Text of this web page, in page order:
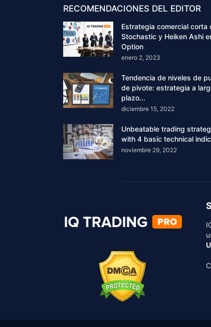
RECOMENDACIONES DEL EDITOR
Estrategia comercial corta
Stochastic y Heiken Ashi
Option
enero 2, 2023
Tendencia de niveles de
de pivote: estrategia a
plazo...
diciembre 15, 2022
Unbeatable trading
with 4 basic technical
noviembre 29, 2022